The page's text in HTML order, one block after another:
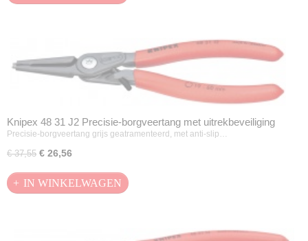
Knipex 48 31 J2 Precisie-borgveertang met uitrekbeveiliging
Precisie-borgveertang grijs geatramenteerd, met anti-slip…
€ 37,55 € 26,56
IN WINKELWAGEN